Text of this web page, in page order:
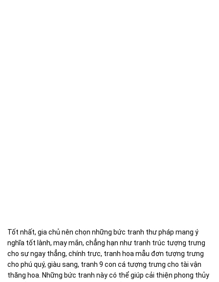
Tốt nhất, gia chủ nên chọn những bức tranh thư pháp mang ý
nghĩa tốt lành, may mắn, chẳng hạn như tranh trúc tượng trưng
cho sự ngay thẳng, chính trực, tranh hoa mẫu đơn tượng trưng
cho phú quý, giàu sang, tranh 9 con cá tượng trưng cho tài vận
thăng hoa. Những bức tranh này có thể giúp cải thiện phong thủy